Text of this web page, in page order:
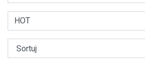
HOT